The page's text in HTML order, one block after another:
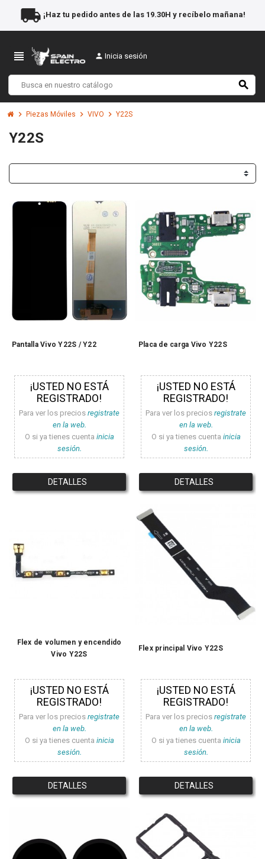
local_shipping ¡Haz tu pedido antes de las 19.30H y recíbelo mañana!
view_headline person Inicia sesión
search
chevron_right Piezas Móviles chevron_right VIVO chevron_right Y22S
Y22S
Pantalla Vivo Y22S / Y22
¡USTED NO ESTÁ
REGISTRADO!
Para ver los precios registrate
en la web.
O si ya tienes cuenta inicia
sesión.
DETALLES
Placa de carga Vivo Y22S
¡USTED NO ESTÁ
REGISTRADO!
Para ver los precios registrate
en la web.
O si ya tienes cuenta inicia
sesión.
DETALLES
Flex de volumen y encendido
Vivo Y22S
¡USTED NO ESTÁ
REGISTRADO!
Para ver los precios registrate
en la web.
O si ya tienes cuenta inicia
sesión.
DETALLES
Flex principal Vivo Y22S
¡USTED NO ESTÁ
REGISTRADO!
Para ver los precios registrate
en la web.
O si ya tienes cuenta inicia
sesión.
DETALLES